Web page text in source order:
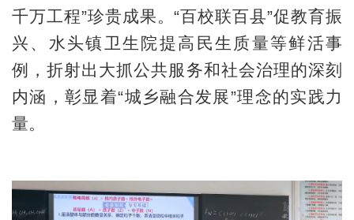
千万工程”珍贵成果。“百校联百县”促教育振
兴、水头镇卫生院提高民生质量等鲜活事
例，折射出大抓公共服务和社会治理的深刻
内涵，彰显着“城乡融合发展”理念的实践力
量。